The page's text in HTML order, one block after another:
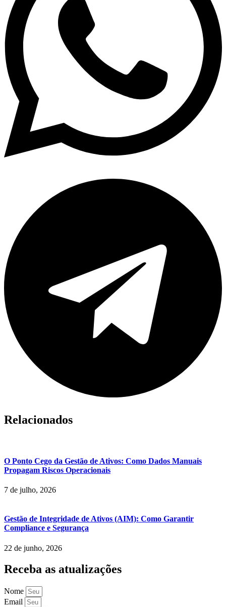
Relacionados
O Ponto Cego da Gestão de Ativos: Como Dados Manuais
Propagam Riscos Operacionais
7 de julho, 2026
Gestão de Integridade de Ativos (AIM): Como Garantir
Compliance e Segurança
22 de junho, 2026
Receba as atualizações
Nome
Email